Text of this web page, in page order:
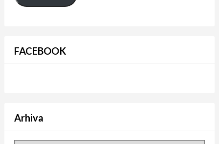
FACEBOOK
Arhiva